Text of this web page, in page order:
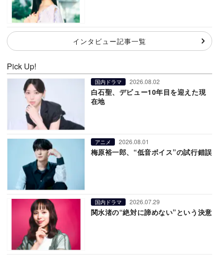
インタビュー記事一覧
Pick Up!
国内ドラマ 2026.08.02
白石聖、デビュー10年目を迎えた現
在地
アニメ 2026.08.01
梅原裕一郎、“低音ボイス”の試行錯誤
国内ドラマ 2026.07.29
関水渚の“絶対に諦めない”という決意